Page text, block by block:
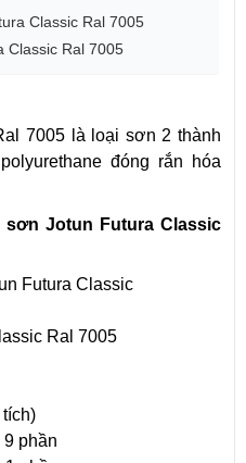
Classic Ral 7005
Classic Ral 7005
7005 là loại sơn 2 thành
đóng rắn hóa
Jotun Futura Classic
Futura Classic
Ral 7005
tích)
9 phần